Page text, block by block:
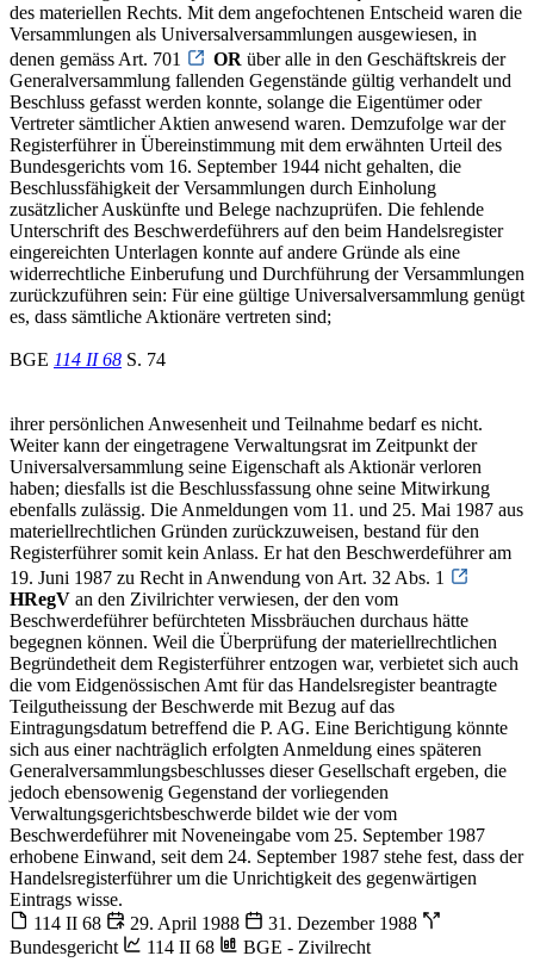
des materiellen Rechts. Mit dem angefochtenen Entscheid waren die
Versammlungen als Universalversammlungen ausgewiesen, in
denen gemäss Art. 701
OR über alle in den Geschäftskreis der
Generalversammlung fallenden Gegenstände gültig verhandelt und
Beschluss gefasst werden konnte, solange die Eigentümer oder
Vertreter sämtlicher Aktien anwesend waren. Demzufolge war der
Registerführer in Übereinstimmung mit dem erwähnten Urteil des
Bundesgerichts vom 16. September 1944 nicht gehalten, die
Beschlussfähigkeit der Versammlungen durch Einholung
zusätzlicher Auskünfte und Belege nachzuprüfen. Die fehlende
Unterschrift des Beschwerdeführers auf den beim Handelsregister
eingereichten Unterlagen konnte auf andere Gründe als eine
widerrechtliche Einberufung und Durchführung der Versammlungen
zurückzuführen sein: Für eine gültige Universalversammlung genügt
es, dass sämtliche Aktionäre vertreten sind;
BGE 114 II 68 S. 74
ihrer persönlichen Anwesenheit und Teilnahme bedarf es nicht.
Weiter kann der eingetragene Verwaltungsrat im Zeitpunkt der
Universalversammlung seine Eigenschaft als Aktionär verloren
haben; diesfalls ist die Beschlussfassung ohne seine Mitwirkung
ebenfalls zulässig. Die Anmeldungen vom 11. und 25. Mai 1987 aus
materiellrechtlichen Gründen zurückzuweisen, bestand für den
Registerführer somit kein Anlass. Er hat den Beschwerdeführer am
19. Juni 1987 zu Recht in Anwendung von Art. 32 Abs. 1
HRegV an den Zivilrichter verwiesen, der den vom
Beschwerdeführer befürchteten Missbräuchen durchaus hätte
begegnen können. Weil die Überprüfung der materiellrechtlichen
Begründetheit dem Registerführer entzogen war, verbietet sich auch
die vom Eidgenössischen Amt für das Handelsregister beantragte
Teilgutheissung der Beschwerde mit Bezug auf das
Eintragungsdatum betreffend die P. AG. Eine Berichtigung könnte
sich aus einer nachträglich erfolgten Anmeldung eines späteren
Generalversammlungsbeschlusses dieser Gesellschaft ergeben, die
jedoch ebensowenig Gegenstand der vorliegenden
Verwaltungsgerichtsbeschwerde bildet wie der vom
Beschwerdeführer mit Noveneingabe vom 25. September 1987
erhobene Einwand, seit dem 24. September 1987 stehe fest, dass der
Handelsregisterführer um die Unrichtigkeit des gegenwärtigen
Eintrags wisse.
114 II 68
29. April 1988
31. Dezember 1988
Bundesgericht
114 II 68 BGE - Zivilrecht